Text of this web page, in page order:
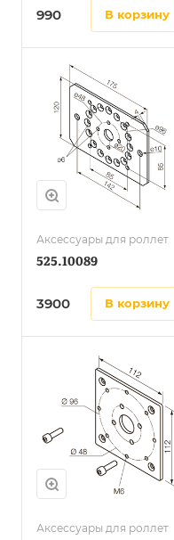
990 в корзину
Аксессуары для роллет
525.10089
3900 в корзину
Аксессуары для роллет